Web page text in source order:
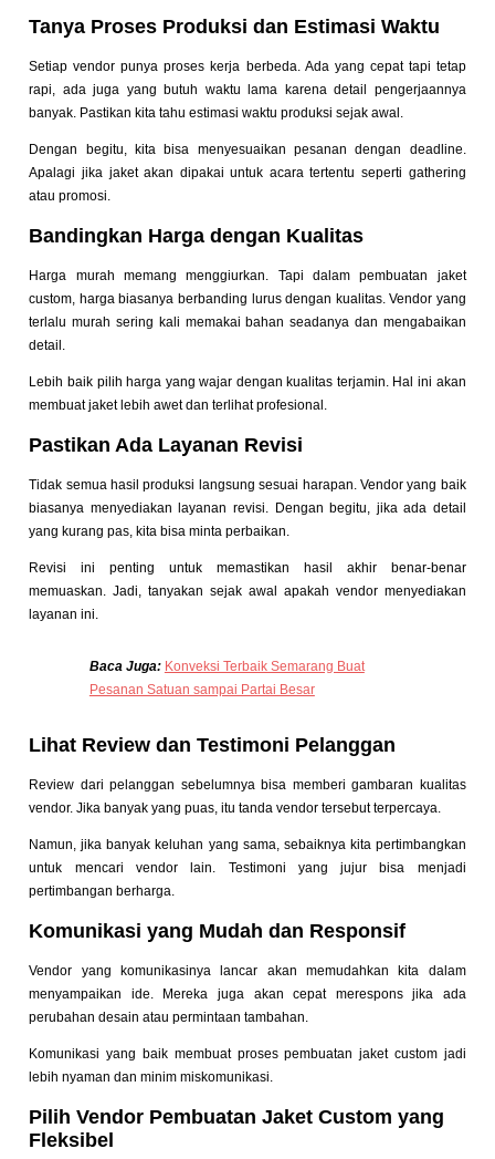
Tanya Proses Produksi dan Estimasi Waktu
Setiap vendor punya proses kerja berbeda. Ada yang cepat tapi tetap
rapi, ada juga yang butuh waktu lama karena detail pengerjaannya
banyak. Pastikan kita tahu estimasi waktu produksi sejak awal.
Dengan begitu, kita bisa menyesuaikan pesanan dengan deadline.
Apalagi jika jaket akan dipakai untuk acara tertentu seperti gathering
atau promosi.
Bandingkan Harga dengan Kualitas
Harga murah memang menggiurkan. Tapi dalam pembuatan jaket
custom, harga biasanya berbanding lurus dengan kualitas. Vendor yang
terlalu murah sering kali memakai bahan seadanya dan mengabaikan
detail.
Lebih baik pilih harga yang wajar dengan kualitas terjamin. Hal ini akan
membuat jaket lebih awet dan terlihat profesional.
Pastikan Ada Layanan Revisi
Tidak semua hasil produksi langsung sesuai harapan. Vendor yang baik
biasanya menyediakan layanan revisi. Dengan begitu, jika ada detail
yang kurang pas, kita bisa minta perbaikan.
Revisi ini penting untuk memastikan hasil akhir benar-benar
memuaskan. Jadi, tanyakan sejak awal apakah vendor menyediakan
layanan ini.
Baca Juga: Konveksi Terbaik Semarang Buat
Pesanan Satuan sampai Partai Besar
Lihat Review dan Testimoni Pelanggan
Review dari pelanggan sebelumnya bisa memberi gambaran kualitas
vendor. Jika banyak yang puas, itu tanda vendor tersebut terpercaya.
Namun, jika banyak keluhan yang sama, sebaiknya kita pertimbangkan
untuk mencari vendor lain. Testimoni yang jujur bisa menjadi
pertimbangan berharga.
Komunikasi yang Mudah dan Responsif
Vendor yang komunikasinya lancar akan memudahkan kita dalam
menyampaikan ide. Mereka juga akan cepat merespons jika ada
perubahan desain atau permintaan tambahan.
Komunikasi yang baik membuat proses pembuatan jaket custom jadi
lebih nyaman dan minim miskomunikasi.
Pilih Vendor Pembuatan Jaket Custom yang
Fleksibel